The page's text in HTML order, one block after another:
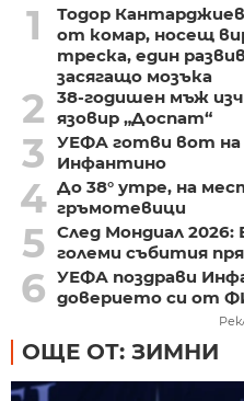
1
Тодор
от комар, носещ
треска, един
засягащо мозъка
2
38-годишен мъж
язовир „Доспат“
3
УЕФА готви вот на
Инфантино
4 До 38° утре, на
гръмотевици
5 След Мондиал
големи събития
6 УЕФА поздрави
доверието си от
ОЩЕ ОТ: ЗИМНИ